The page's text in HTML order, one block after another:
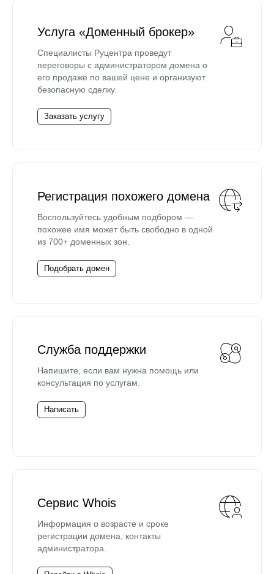
Услуга «Доменный брокер»
Специалисты Руцентра проведут
переговоры с администратором домена о
его продаже по вашей цене и организуют
безопасную сделку.
Заказать услугу
Регистрация похожего домена
Воспользуйтесь удобным подбором —
похожее имя может быть свободно в одной
из 700+ доменных зон.
Подобрать домен
Служба поддержки
Напишите, если вам нужна помощь или
консультация по услугам.
Написать
Сервис Whois
Информация о возрасте и сроке
регистрации домена, контакты
администратора.